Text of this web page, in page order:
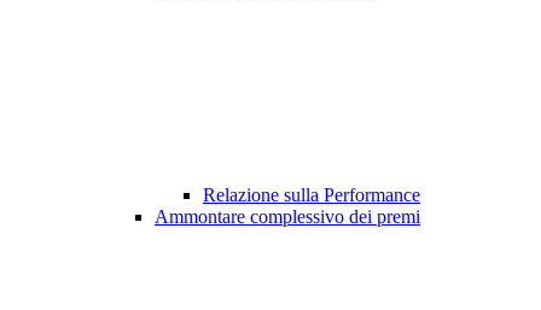
Relazione sulla Performance
Ammontare complessivo dei premi